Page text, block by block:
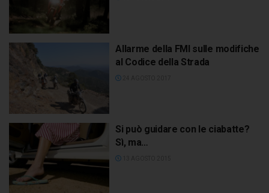
Allarme della FMI sulle modifiche
al Codice della Strada
Si può guidare con le ciabatte?
Sì, ma…